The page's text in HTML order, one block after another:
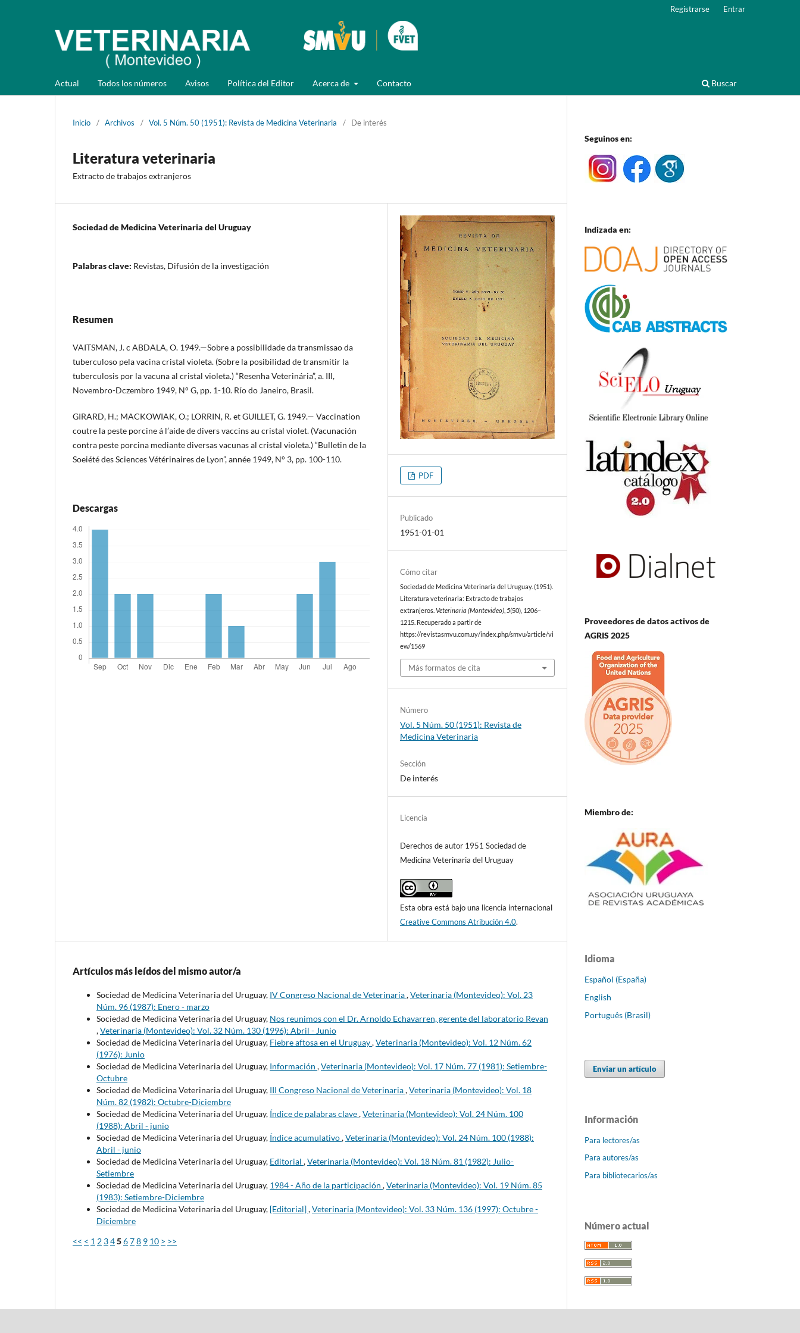
Actual Todos los números Avisos Política del Editor Acerca de Contacto Buscar
Registrarse Entrar
Inicio / Archivos / Vol. 5 Núm. 50 (1951): Revista de Medicina Veterinaria / De interés
Literatura veterinaria
Extracto de trabajos extranjeros
Sociedad de Medicina Veterinaria del Uruguay
Palabras clave: Revistas, Difusión de la investigación
Resumen
VAITSMAN, J. c ABDALA, O. 1949.—Sobre a possibilidade da transmissao da
tuberculoso pela vacina cristal violeta. (Sobre la posibilidad de transmitir la
tuberculosis por la vacuna al cristal violeta.) “Resenha Veterinária”, a. III,
Novembro-Dczembro 1949, N° G, pp. 1-10. Río do Janeiro, Brasil.
GIRARD, H.; MACKOWIAK, O.; LORRIN, R. et GUILLET, G. 1949.— Vaccination
coutre la peste porcine á l’aide de divers vaccins au cristal violet. (Vacunación
contra peste porcina mediante diversas vacunas al cristal violeta.) “Bulletin de la
Soeiété des Sciences Vétérinaires de Lyon”, année 1949, N° 3, pp. 100-110.
Descargas
PDF
Publicado
1951-01-01
Cómo citar
Sociedad de Medicina Veterinaria del Uruguay. (1951).
Literatura veterinaria: Extracto de trabajos
extranjeros.Veterinaria (Montevideo) ,5(50), 1206–
1215. Recuperado a partir de
https://revistasmvu.com.uy/index.php/smvu/article/vi
ew/1569
Más formatos de cita
Número
Vol. 5 Núm. 50 (1951): Revista de
Medicina Veterinaria
Sección
De interés
Licencia
Derechos de autor 1951 Sociedad de
Medicina Veterinaria del Uruguay
Esta obra está bajo una licencia internacional
Creative Commons Atribución 4.0.
Artículos más leídos del mismo autor/a
Sociedad de Medicina Veterinaria del Uruguay, IV Congreso Nacional de Veterinaria,Veterinaria (Montevideo): Vol. 23
Núm. 96 (1987): Enero - marzo
Sociedad de Medicina Veterinaria del Uruguay, Nos reunimos con el Dr. Arnoldo Echavarren, gerente del laboratorio Revan
,Veterinaria (Montevideo): Vol. 32 Núm. 130 (1996): Abril - Junio
Sociedad de Medicina Veterinaria del Uruguay, Fiebre aftosa en el Uruguay,Veterinaria (Montevideo): Vol. 12 Núm. 62
(1976): Junio
Sociedad de Medicina Veterinaria del Uruguay, Información ,Veterinaria (Montevideo): Vol. 17 Núm. 77 (1981): Setiembre-
Octubre
Sociedad de Medicina Veterinaria del Uruguay, III Congreso Nacional de Veterinaria,Veterinaria (Montevideo): Vol. 18
Núm. 82 (1982): Octubre-Diciembre
Sociedad de Medicina Veterinaria del Uruguay, Índice de palabras clave,Veterinaria (Montevideo): Vol. 24 Núm. 100
(1988): Abril - junio
Sociedad de Medicina Veterinaria del Uruguay, Índice acumulativo,Veterinaria (Montevideo): Vol. 24 Núm. 100 (1988):
Abril - junio
Sociedad de Medicina Veterinaria del Uruguay, Editorial ,Veterinaria (Montevideo): Vol. 18 Núm. 81 (1982): Julio-
Setiembre
Sociedad de Medicina Veterinaria del Uruguay, 1984 - Año de la participación ,Veterinaria (Montevideo): Vol. 19 Núm. 85
(1983): Setiembre-Diciembre
Sociedad de Medicina Veterinaria del Uruguay, [Editorial],Veterinaria (Montevideo): Vol. 33 Núm. 136 (1997): Octubre -
Diciembre
<< < 1 2 345678 9 10 > >>
Seguinos en:
Indizada en:
Proveedores de datos activos de
AGRIS 2025
Miembro de:
Idioma
Español (España)
English
Português (Brasil)
Enviar un artículo
Información
Para lectores/as
Para autores/as
Para bibliotecarios/as
Número actual